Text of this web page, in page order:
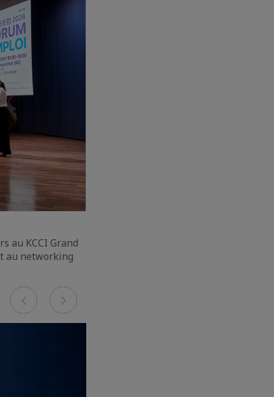
au KCCI Grand
au networking
Previous